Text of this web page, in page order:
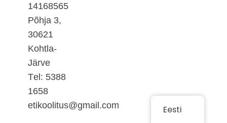
14168565
Põhja 3,
30621
Kohtla-
Järve
Тel: 5388
1658
etikoolitus@gmail.com
Eesti